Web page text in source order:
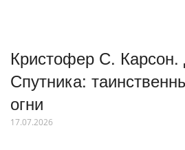
Кристофер С. Карсон.
Спутника:
огни
17.07.2026